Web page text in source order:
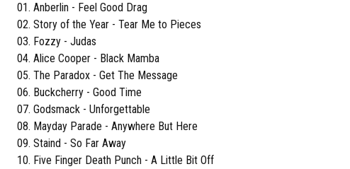
01. Anberlin - Feel Good Drag
02. Story of the Year - Tear Me to Pieces
03. Fozzy - Judas
04. Alice Cooper - Black Mamba
05. The Paradox - Get The Message
06. Buckcherry - Good Time
07. Godsmack - Unforgettable
08. Mayday Parade - Anywhere But Here
09. Staind - So Far Away
10. Five Finger Death Punch - A Little Bit Off